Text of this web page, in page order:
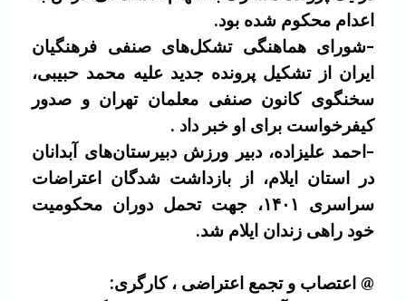
اعدام محکوم شده بود.
-شورای هماهنگی تشکل‌های صنفی فرهنگیان
ایران از تشکیل پرونده جدید علیه محمد حبیبی،
سخنگوی کانون صنفی معلمان تهران و صدور
کیفرخواست برای او خبر داد .
-احمد علیزاده، دبیر ورزش دبیرستان‌‌های آبدانان
در استان ایلام، از بازداشت شدگان اعتراضات
سراسری ۱۴۰۱، جهت تحمل دوران محکومیت
خود راهی زندان ایلام شد.
@ اعتصاب و تجمع اعتراضی ، کارگری: